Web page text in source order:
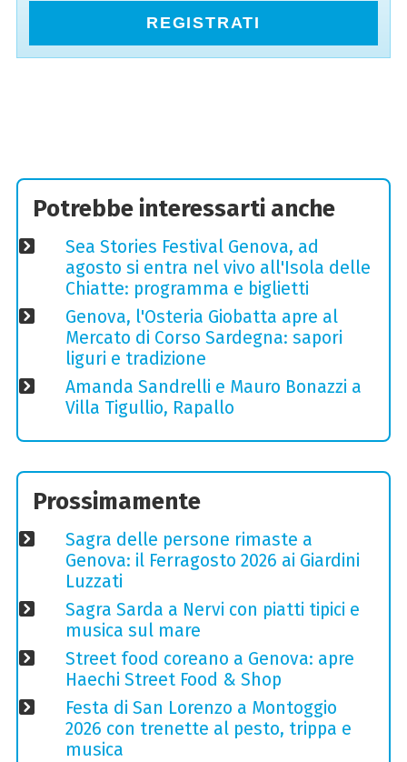
REGISTRATI
Potrebbe interessarti anche
Sea Stories Festival Genova, ad
agosto si entra nel vivo all'Isola delle
Chiatte: programma e biglietti
Genova, l'Osteria Giobatta apre al
Mercato di Corso Sardegna: sapori
liguri e tradizione
Amanda Sandrelli e Mauro Bonazzi a
Villa Tigullio, Rapallo
Prossimamente
Sagra delle persone rimaste a
Genova: il Ferragosto 2026 ai Giardini
Luzzati
Sagra Sarda a Nervi con piatti tipici e
musica sul mare
Street food coreano a Genova: apre
Haechi Street Food & Shop
Festa di San Lorenzo a Montoggio
2026 con trenette al pesto, trippa e
musica